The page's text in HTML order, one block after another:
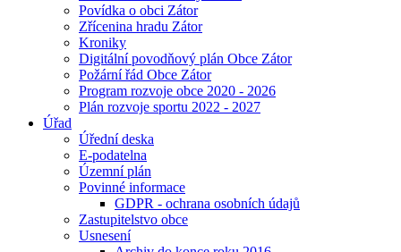
Povídka o obci Zátor
Zřícenina hradu Zátor
Kroniky
Digitální povodňový plán Obce Zátor
Požární řád Obce Zátor
Program rozvoje obce 2020 - 2026
Plán rozvoje sportu 2022 - 2027
Úřad
Úřední deska
E-podatelna
Územní plán
Povinné informace
GDPR - ochrana osobních údajů
Zastupitelstvo obce
Usnesení